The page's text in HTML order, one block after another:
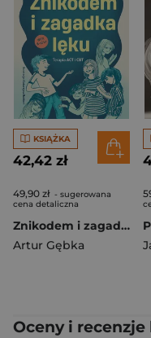
KSIĄŻKA
42,42 zł
49,90 zł - sugerowana
cena detaliczna
Znikodem i zagadka lęku
Artur Gębka
Oceny i recenzje